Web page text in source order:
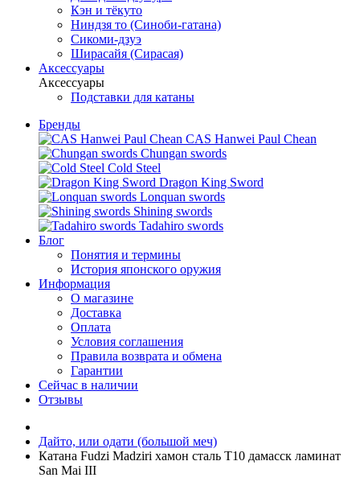
Кэн и тёкуто
Ниндзя то (Синоби-гатана)
Сикоми-дзуэ
Ширасайя (Сирасая)
Аксессуары
Аксессуары
Подставки для катаны
Бренды
CAS Hanwei Paul Chean
Chungan swords
Cold Steel
Dragon King Sword
Lonquan swords
Shining swords
Tadahiro swords
Блог
Понятия и термины
История японского оружия
Информация
О магазине
Доставка
Оплата
Условия соглашения
Правила возврата и обмена
Гарантии
Сейчас в наличии
Отзывы
Дайто, или одати (большой меч)
Катана Fudzi Madziri хамон сталь T10 дамасск ламинат
San Mai III